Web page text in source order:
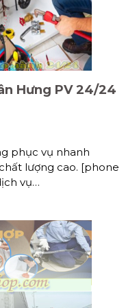
Hưng PV 24/24
phục vụ nhanh
lượng cao. [phone
vụ…